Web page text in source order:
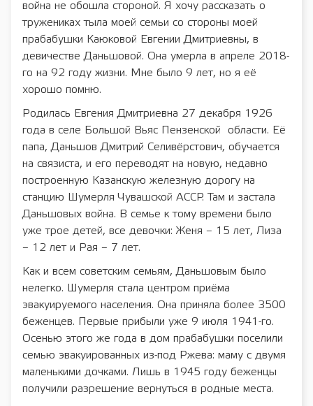
война не обошла стороной. Я хочу рассказать о
тружениках тыла моей семьи со стороны моей
прабабушки Каюковой Евгении Дмитриевны, в
девичестве Даньшовой. Она умерла в апреле 2018-
го на 92 году жизни. Мне было 9 лет, но я её
хорошо помню.
Родилась Евгения Дмитриевна 27 декабря 1926
года в селе Большой Вьяс Пензенской области. Её
папа, Даньшов Дмитрий Селивёрстович, обучается
на связиста, и его переводят на новую, недавно
построенную Казанскую железную дорогу на
станцию Шумерля Чувашской АССР. Там и застала
Даньшовых война. В семье к тому времени было
уже трое детей, все девочки: Женя – 15 лет, Лиза
– 12 лет и Рая – 7 лет.
Как и всем советским семьям, Даньшовым было
нелегко. Шумерля стала центром приёма
эвакуируемого населения. Она приняла более 3500
беженцев. Первые прибыли уже 9 июля 1941-го.
Осенью этого же года в дом прабабушки поселили
семью эвакуированных из-под Ржева: маму с двумя
маленькими дочками. Лишь в 1945 году беженцы
получили разрешение вернуться в родные места.